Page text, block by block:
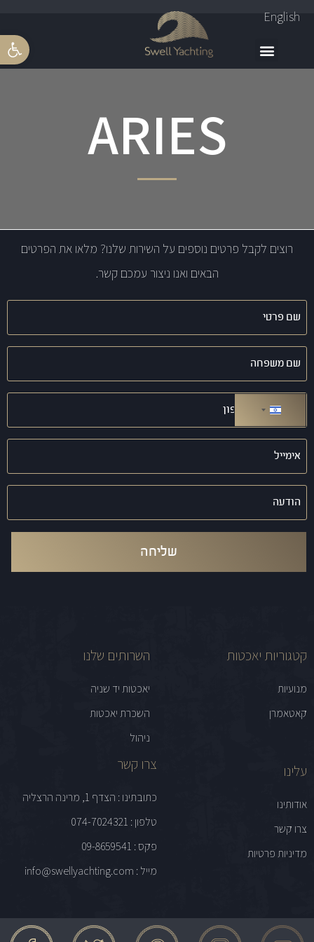
פתח
English
ARIES
רוצים לקבל פרטים נוספים על השירות שלנו? מלאו את הפרטים
הבאים ואנו ניצור עמכם קשר.
שם
פרטי
שם
משפחה
טלפון
(חובה)
ישראל +972
אימייל
(חובה)
הודעה
קטגוריות יאכטות
מנועיות
קאטאמרן
השרותים שלנו
יאכטות יד שניה
השכרת יאכטות
ניהול
עלינו
אודותינו
צרו קשר
מדיניות פרטיות
צרו קשר
כתובתינו : הצדף 1, מרינה הרצליה
טלפון : 074-7024321
פקס : 09-8659541
מייל : info@swellyachting.com